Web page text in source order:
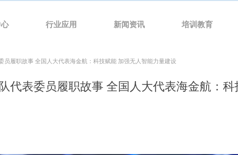
行业应用 新闻资讯 培训教育
代表委员履职故事 全国人大代表海金航：
员履职故事 全国人大代表海金航：科技赋能 加强无人智能力量建设